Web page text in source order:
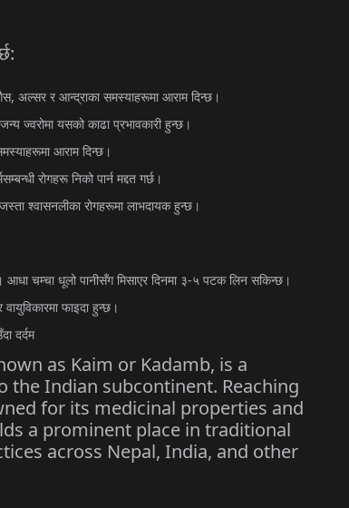
:
, अल्सर र आन्द्राका समस्याहरूमा आराम दिन्छ।
ज्वरोमा यसको काढा प्रभावकारी हुन्छ।
आराम दिन्छ।
रोगहरू निको पार्न मद्दत गर्छ।
जस्ता श्वासनलीका रोगहरूमा लाभदायक हुन्छ।
आधा चम्चा धूलो पानीसँग मिसाएर दिनमा ३-५ पटक लिन सकिन्छ।
वायुविकारमा फाइदा हुन्छ।
दर्दम
as Kaim or Kadamb, is a
the Indian subcontinent. Reaching
for its medicinal properties and
a prominent place in traditional
across Nepal, India, and other